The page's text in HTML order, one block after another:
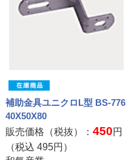
補助金具ユニクロL型 BS-776
40X50X80
販売価格（税抜）： 450円
（税込 495円）